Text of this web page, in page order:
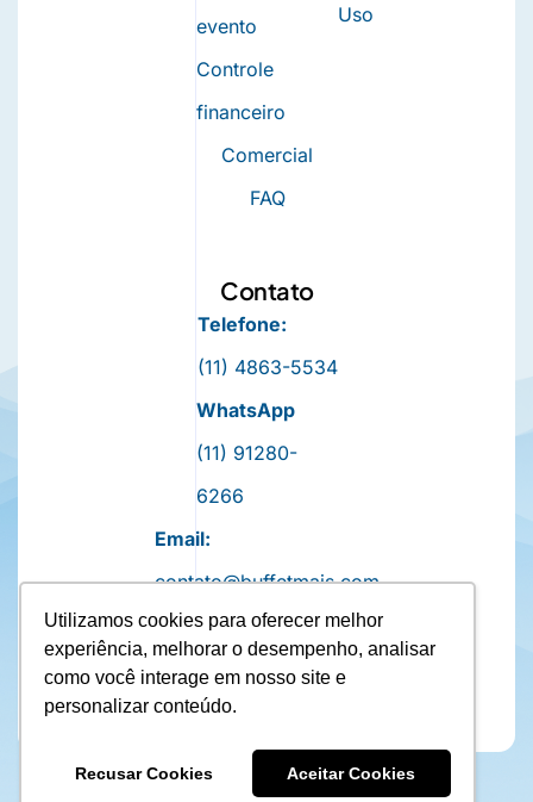
Utilizamos cookies para oferecer melhor
experiência, melhorar o desempenho, analisar
como você interage em nosso site e
personalizar conteúdo.
Recusar Cookies Aceitar Cookies
evento
Controle
financeiro
Comercial
FAQ
Contato
Telefone:
(11) 4863-5534
WhatsApp
(11) 91280-
6266
Email:
contato@buffetmais.com
Uso